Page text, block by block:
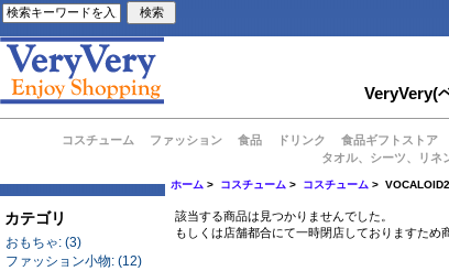
VeryVery(
コスチューム ファッション 食品 ドリンク 食品ギフトストア
タオル、シーツ、リネ
カテゴリ
おもちゃ: (3)
ファッション小物: (12)
ホーム > コスチューム > コスチューム >
該当する商品は見つかりませんでした。
もしくは店舗都合にて一時閉店しておりますため